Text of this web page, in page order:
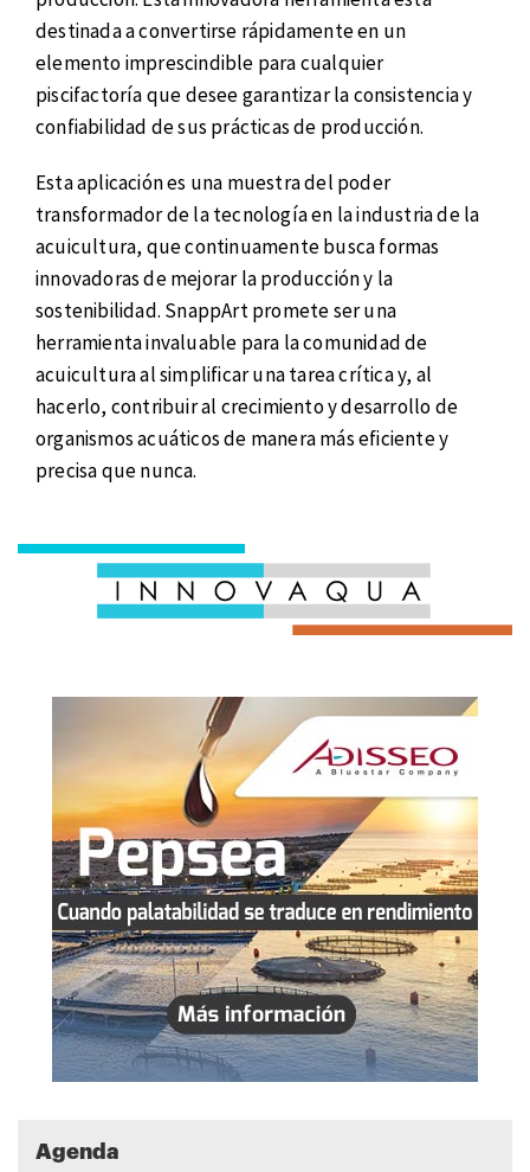
destinada a convertirse rápidamente en un
elemento imprescindible para cualquier
piscifactoría que desee garantizar la consistencia y
confiabilidad de sus prácticas de producción.
Esta aplicación es una muestra del poder
transformador de la tecnología en la industria de la
acuicultura, que continuamente busca formas
innovadoras de mejorar la producción y la
sostenibilidad. SnappArt promete ser una
herramienta invaluable para la comunidad de
acuicultura al simplificar una tarea crítica y, al
hacerlo, contribuir al crecimiento y desarrollo de
organismos acuáticos de manera más eficiente y
precisa que nunca.
Agenda